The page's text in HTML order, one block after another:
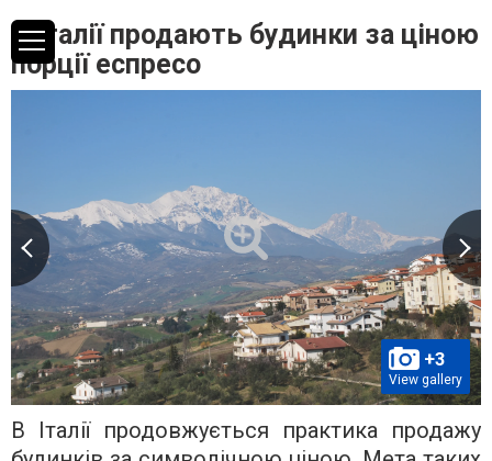
В Італії продають будинки за ціною
порції еспресо
+3
View gallery
В Італії продовжується практика продажу